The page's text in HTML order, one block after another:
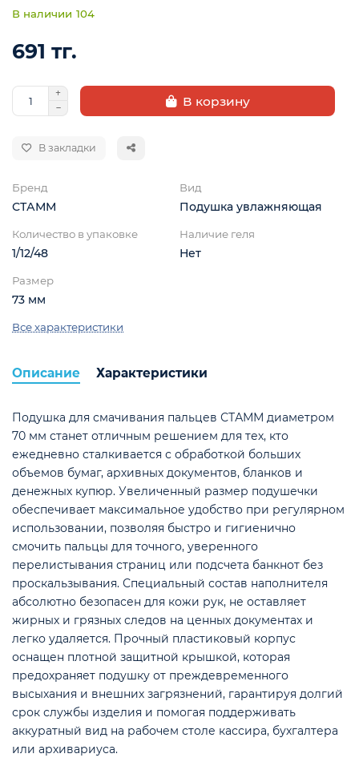
104
691 тг.
В корзину
В закладки
Бренд
СТАММ
Вид
Подушка увлажняющая
Количество в упаковке
1/12/48
Наличие геля
Нет
Размер
73 мм
Все характеристики
Описание Характеристики
Подушка для смачивания пальцев СТАММ диаметром
70 мм станет отличным решением для тех, кто
ежедневно сталкивается с обработкой больших
объемов бумаг, архивных документов, бланков и
денежных купюр. Увеличенный размер подушечки
обеспечивает максимальное удобство при регулярном
использовании, позволяя быстро и гигиенично
смочить пальцы для точного, уверенного
перелистывания страниц или подсчета банкнот без
проскальзывания. Специальный состав наполнителя
абсолютно безопасен для кожи рук, не оставляет
жирных и грязных следов на ценных документах и
легко удаляется. Прочный пластиковый корпус
оснащен плотной защитной крышкой, которая
предохраняет подушку от преждевременного
высыхания и внешних загрязнений, гарантируя долгий
срок службы изделия и помогая поддерживать
аккуратный вид на рабочем столе кассира, бухгалтера
или архивариуса.